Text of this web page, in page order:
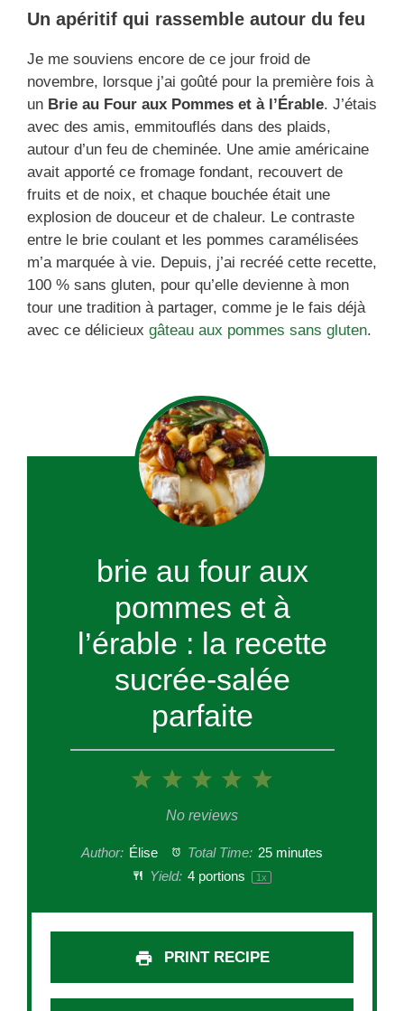
Un apéritif qui rassemble autour du feu
Je me souviens encore de ce jour froid de
novembre, lorsque j’ai goûté pour la première fois à
un Brie au Four aux Pommes et à l’Érable. J’étais
avec des amis, emmitouflés dans des plaids,
autour d’un feu de cheminée. Une amie américaine
avait apporté ce fromage fondant, recouvert de
fruits et de noix, et chaque bouchée était une
explosion de douceur et de chaleur. Le contraste
entre le brie coulant et les pommes caramélisées
m’a marquée à vie. Depuis, j’ai recréé cette recette,
100 % sans gluten, pour qu’elle devienne à mon
tour une tradition à partager, comme je le fais déjà
avec ce délicieux gâteau aux pommes sans gluten.
brie au four aux
pommes et à
l’érable : la recette
sucrée-salée
parfaite
5
4
3
Stars
2
Stars
1
Star
No reviews
Author: Élise Total Time: 25 minutes
Yield: 4portions 1 x
PRINT RECIPE